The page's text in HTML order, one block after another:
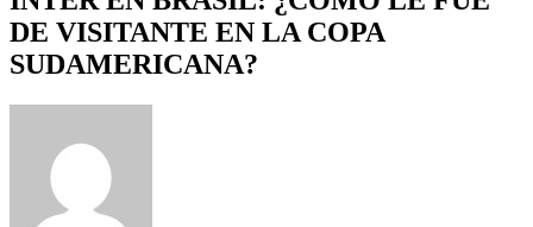
DE VISITANTE EN LA COPA
SUDAMERICANA?